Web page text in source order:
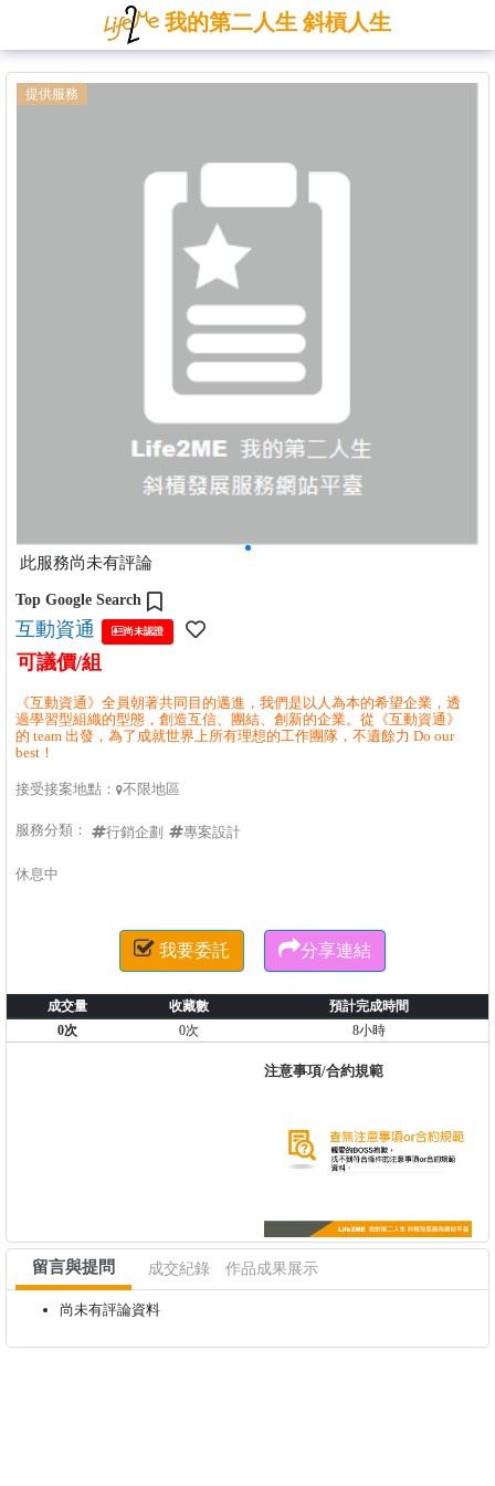
我的第二人生 斜槓人生
提供服務
此服務尚未有評論
Top Google Search
互動資通 尚未認證
可議價/組
《互動資通》全員朝著共同目的邁進，我們是以人為本的希望企業，透
過學習型組織的型態，創造互信、團結、創新的企業。從《互動資通》
的 team 出發，為了成就世界上所有理想的工作團隊，不遺餘力 Do our
best！
接受接案地點： 不限地區
服務分類： 行銷企劃 專案設計
休息中
 我要委託 分享連結
成交量 收藏數
預計完成時間
0次
0次 8小時
注意事項/合約規範
留言與提問 成交紀錄 作品成果展示
尚未有評論資料